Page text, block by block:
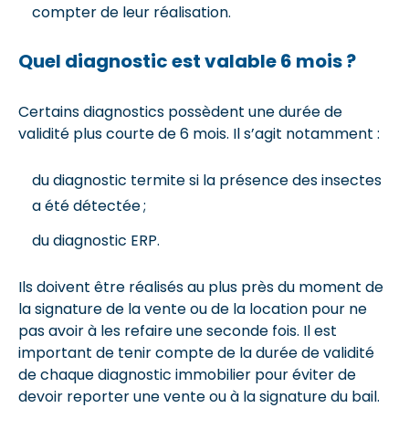
compter de leur réalisation.
Quel diagnostic est valable 6 mois ?
Certains diagnostics possèdent une durée de
validité plus courte de 6 mois. Il s’agit notamment :
du diagnostic termite si la présence des insectes
a été détectée ;
du diagnostic ERP.
Ils doivent être réalisés au plus près du moment de
la signature de la vente ou de la location pour ne
pas avoir à les refaire une seconde fois. Il est
important de tenir compte de la durée de validité
de chaque diagnostic immobilier pour éviter de
devoir reporter une vente ou à la signature du bail.